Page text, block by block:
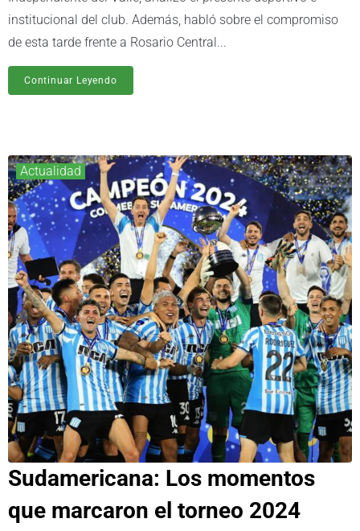
institucional del club. Además, habló sobre el compromiso
de esta tarde frente a Rosario Central...
Continuar Leyendo
Actualidad
Sudamericana: Los momentos
que marcaron el torneo 2024